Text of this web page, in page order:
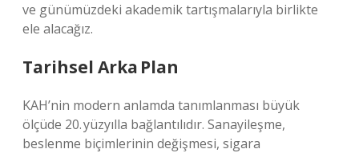
ve günümüzdeki akademik tartışmalarıyla birlikte
ele alacağız.
Tarihsel Arka Plan
KAH’nin modern anlamda tanımlanması büyük
ölçüde 20. yüzyılla bağlantılıdır. Sanayileşme,
beslenme biçimlerinin değişmesi, sigara